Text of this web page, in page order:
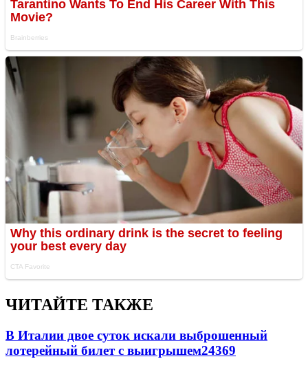
ЧИТАЙТЕ ТАКЖЕ
В Италии двое суток искали выброшенный
лотерейный билет с выигрышем24369